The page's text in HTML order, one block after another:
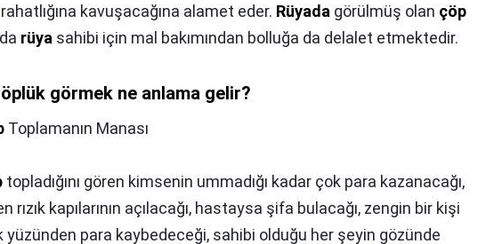
kavuşacağına alamet eder. Rüyada görülmüş olan çöp
rüya sahibi için mal bakımından bolluğa da delalet etmektedir.
görmek ne anlama gelir?
Toplamanın Manası
topladığını gören kimsenin ummadığı kadar çok para kazanacağı,
rızık kapılarının açılacağı, hastaysa şifa bulacağı, zengin bir kişi
yüzünden para kaybedeceği, sahibi olduğu her şeyin gözünde